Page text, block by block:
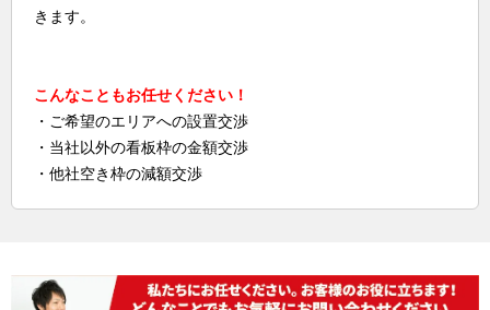
きます。
こんなこともお任せください！
・ご希望のエリアへの設置交渉
・当社以外の看板枠の金額交渉
・他社空き枠の減額交渉